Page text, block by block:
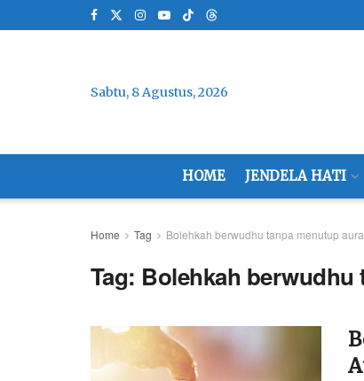
Sabtu, 8 Agustus, 2026
HOME JENDELA HATI
Home Tag Bolehkah berwudhu tanpa menutup
Tag: Bolehkah berwudhu